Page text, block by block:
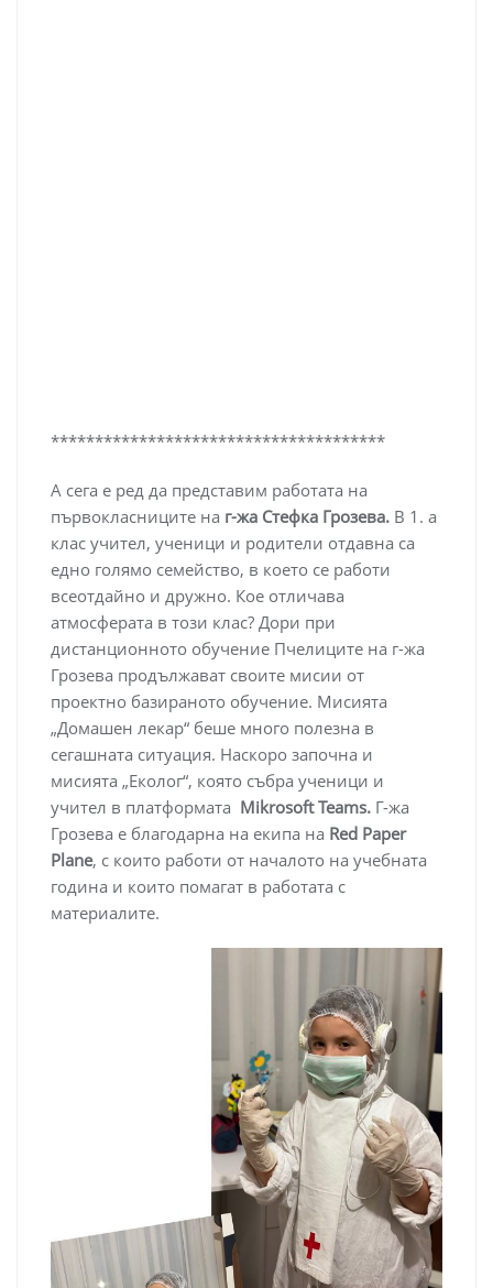
**************************************
А сега е ред да представим работата на
първокласниците на г-жа Стефка Грозева. В 1. а
клас учител, ученици и родители отдавна са
едно голямо семейство, в което се работи
всеотдайно и дружно. Кое отличава
атмосферата в този клас? Дори при
дистанционното обучение Пчелиците на г-жа
Грозева продължават своите мисии от
проектно базираното обучение. Мисията
„Домашен лекар“ беше много полезна в
сегашната ситуация. Наскоро започна и
мисията „Еколог“, която събра ученици и
учител в платформата Mikrosoft Teams. Г-жа
Грозева е благодарна на екипа на Red Paper
Plane, с които работи от началото на учебната
година и които помагат в работата с
материалите.